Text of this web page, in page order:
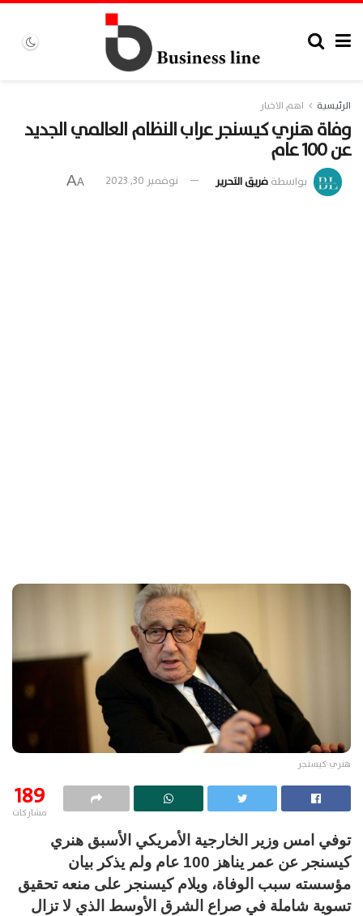
الرئيسية اهم الاخبار
وفاة هنري كيسنجر عراب النظام العالمي الجديد
عن 100 عام
بواسطةفريق التحرير نوفمبر 30, 2023 A
A
هنري كيسنجر
189
مشاركات
توفي امس وزير الخارجية الأمريكي الأسبق هنري
كيسنجر عن عمر يناهز 100 عام ولم يذكر بيان
مؤسسته سبب الوفاة، ويلام كيسنجر على منعه تحقيق
تسوية شاملة في صراع الشرق الأوسط الذي لا تزال